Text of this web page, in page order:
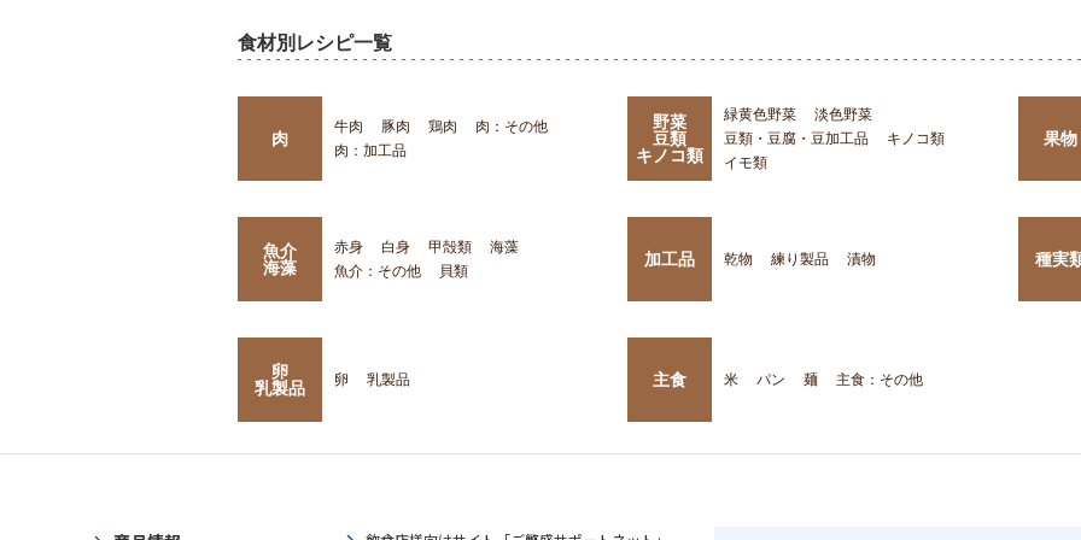
食材別レシピ一覧
肉
牛肉 豚肉 鶏肉
肉：その他
肉：加工品
野菜
豆類
キノコ類
緑黄色野菜
淡色野菜
豆類・豆腐・豆加工品
キノコ類
イモ類
果物
魚介
海藻
赤身 白身 甲殻類
海藻
魚介：その他
貝類
加工品 乾物 練り製品 漬物 種実
卵
乳製品
卵 乳製品 主食 米 パン 麺 主食：その他